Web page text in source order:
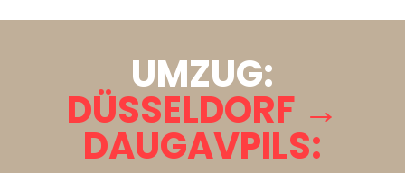
UMZUG:
DÜSSELDORF →
DAUGAVPILS: